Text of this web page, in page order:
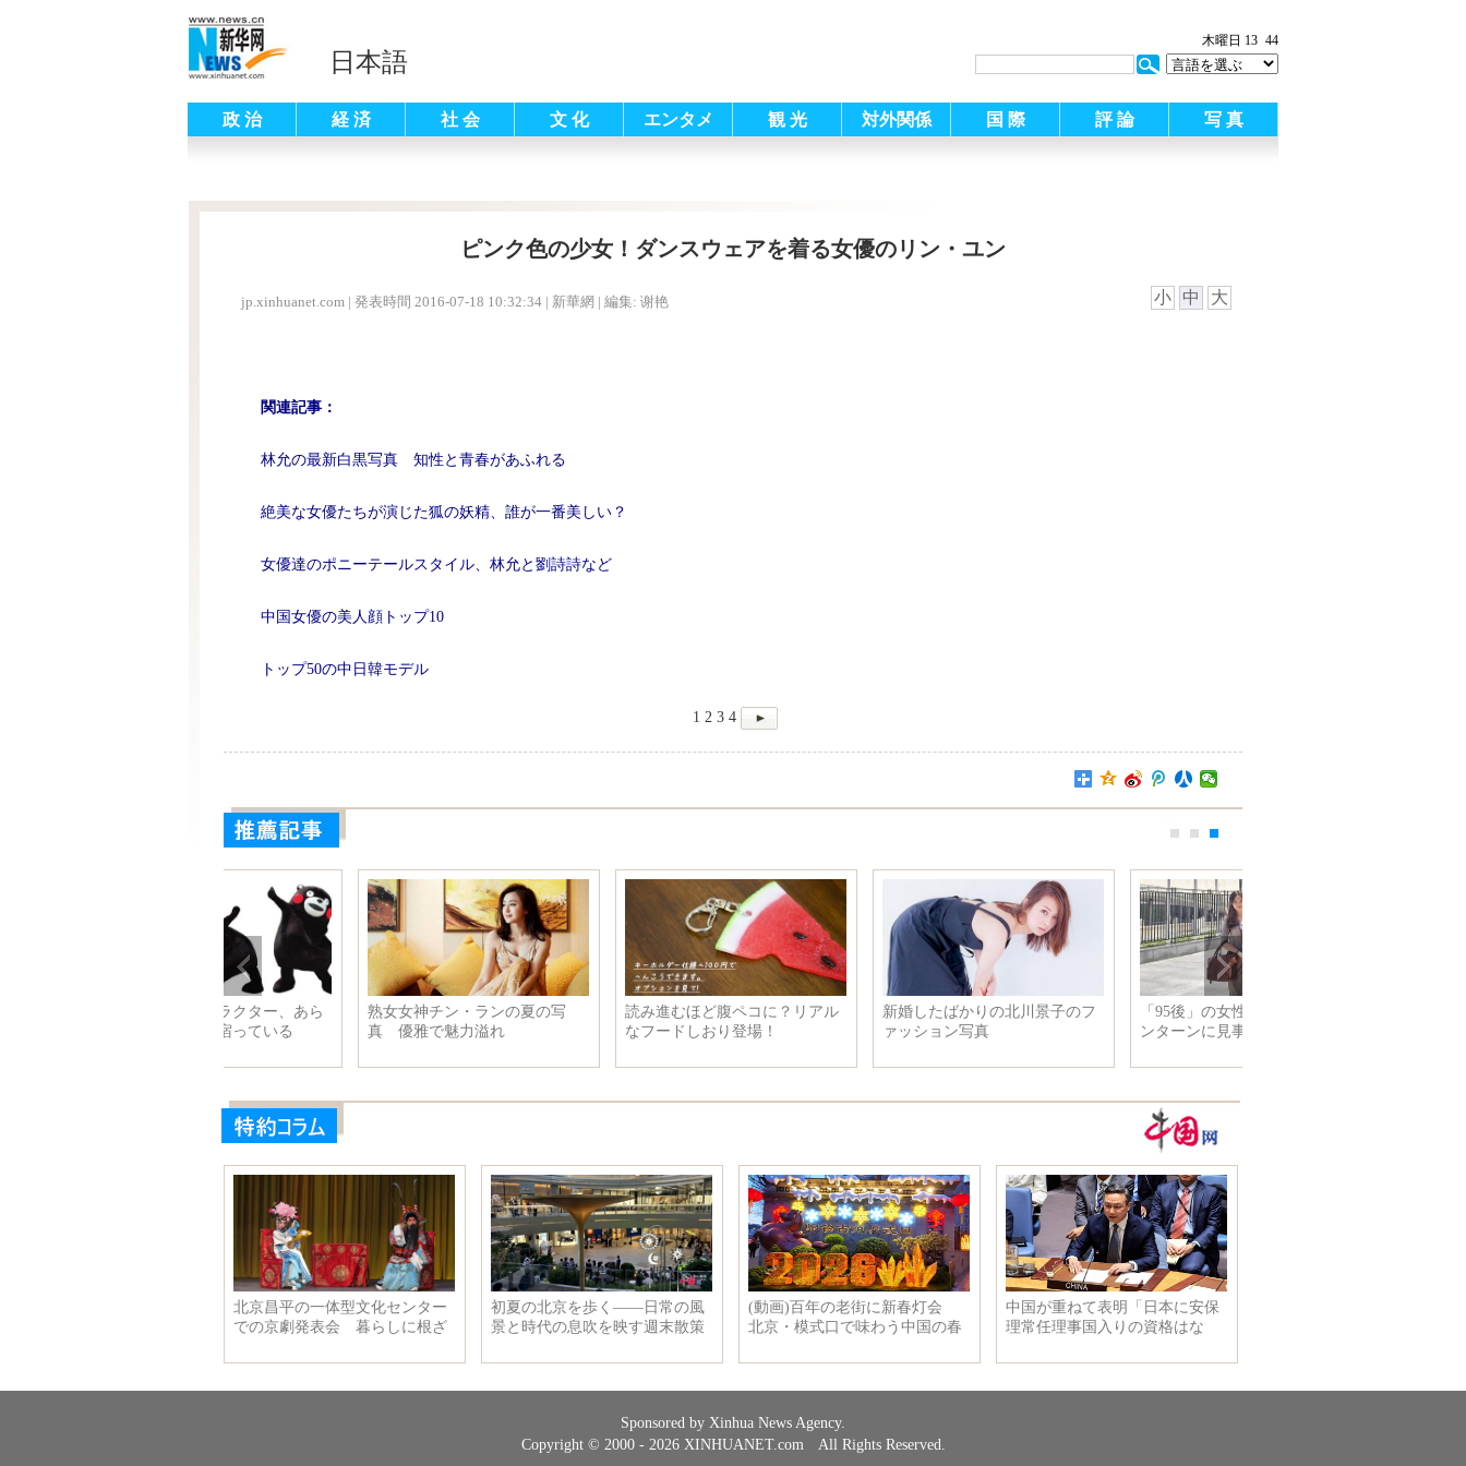
日本語
木曜日 13 44
政 治 経 済 社 会 文 化 エンタメ 観 光 対外関係 国 際 評 論 写 真
ピンク色の少女！ダンスウェアを着る女優のリン・ユン
jp.xinhuanet.com | 発表時間 2016-07-18 10:32:34 | 新華網 | 編集: 谢艳 小 中 大
関連記事：
林允の最新白黒写真 知性と青春があふれる
絶美な女優たちが演じた狐の妖精、誰が一番美しい？
女優達のポニーテールスタイル、林允と劉詩詩など
中国女優の美人顔トップ10
トップ50の中日韓モデル
1 2 3 4
新婚したばかりの北川景子のフ
ァッション写真
「95後」の女性、国連本部のイ
ンターンに見事合格
一般人に理解不能な個性的すぎ
るファッション
南スーダンで死亡した中国ＰＫ
Ｏ隊員２人の告別式 首都ジュ
Sponsored by Xinhua News Agency.
Copyright © 2000 - 2026 XINHUANET.com All Rights Reserved.